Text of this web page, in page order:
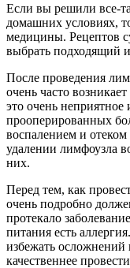
Если вы решили все-
домашних условиях,
медицины. Рецептов
выбрать подходящий
После проведения
очень часто
это очень неприятное
прооперированных
воспалением и
удалении лимфоузла
них.
Перед тем, как
очень подробно
протекало
питания есть
избежать
качественнее